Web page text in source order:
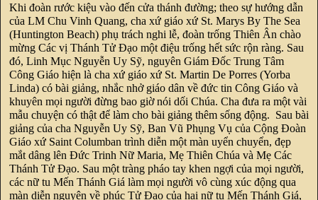
Khi đoàn rước kiệu vào đến cửa thánh đường; theo sự hướng dẫn
của LM Chu Vinh Quang, cha xứ giáo xứ St. Marys By The Sea
(Huntington Beach) phụ trách nghi lễ, đoàn trống Thiên Ân chào
mừng Các vị Thánh Tử Đạo một điệu trống hết sức rộn ràng. Sau
đó, Linh Mục Nguyễn Uy Sỹ, nguyên Giám Đốc Trung Tâm
Công Giáo hiện là cha xứ giáo xứ St. Martin De Porres (Yorba
Linda) có bài giảng, nhắc nhở giáo dân về đức tin Công Giáo và
khuyên mọi người đừng bao giờ nói dối Chúa. Cha đưa ra một vài
mẫu chuyện có thật để làm cho bài giảng thêm sống động. Sau bài
giảng của cha Nguyễn Uy Sỹ, Ban Vũ Phụng Vụ của Cộng Đoàn
Giáo xứ Saint Columban trình diễn một màn uyển chuyển, đẹp
mắt dâng lên Đức Trinh Nữ Maria, Mẹ Thiên Chúa và Mẹ Các
Thánh Tử Đạo. Sau một tràng pháo tay khen ngợi của mọi người,
các nữ tu Mến Thánh Giá làm mọi người vô cùng xúc động qua
màn diễn nguyện về phúc Tử Đạo của hai nữ tu Mến Thánh Giá,